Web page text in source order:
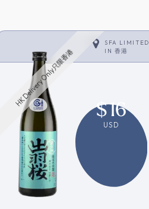
SFA LIMITED
IN 香港
HK Delivery Only只限香港
$16
USD